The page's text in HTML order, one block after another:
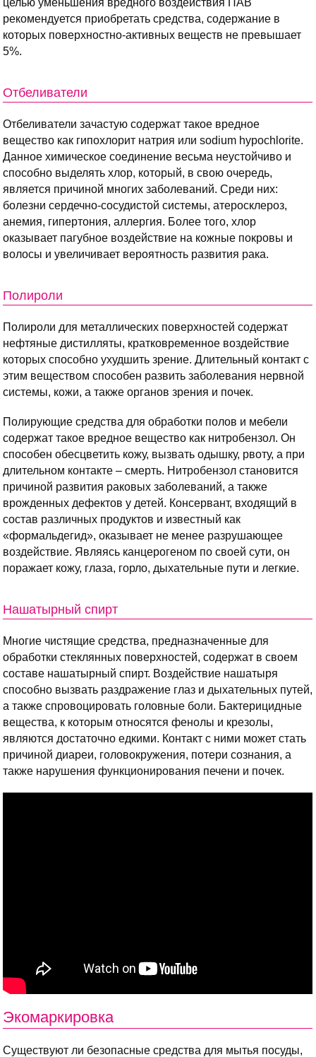
целью уменьшения вредного воздействия ПАВ
рекомендуется приобретать средства, содержание в
которых поверхностно-активных веществ не превышает
5%.
Отбеливатели
Отбеливатели зачастую содержат такое вредное
вещество как гипохлорит натрия или sodium hypochlorite.
Данное химическое соединение весьма неустойчиво и
способно выделять хлор, который, в свою очередь,
является причиной многих заболеваний. Среди них:
болезни сердечно-сосудистой системы, атеросклероз,
анемия, гипертония, аллергия. Более того, хлор
оказывает пагубное воздействие на кожные покровы и
волосы и увеличивает вероятность развития рака.
Полироли
Полироли для металлических поверхностей содержат
нефтяные дистилляты, кратковременное воздействие
которых способно ухудшить зрение. Длительный контакт с
этим веществом способен развить заболевания нервной
системы, кожи, а также органов зрения и почек.
Полирующие средства для обработки полов и мебели
содержат такое вредное вещество как нитробензол. Он
способен обесцветить кожу, вызвать одышку, рвоту, а при
длительном контакте – смерть. Нитробензол становится
причиной развития раковых заболеваний, а также
врожденных дефектов у детей. Консервант, входящий в
состав различных продуктов и известный как
«формальдегид», оказывает не менее разрушающее
воздействие. Являясь канцерогеном по своей сути, он
поражает кожу, глаза, горло, дыхательные пути и легкие.
Нашатырный спирт
Многие чистящие средства, предназначенные для
обработки стеклянных поверхностей, содержат в своем
составе нашатырный спирт. Воздействие нашатыря
способно вызвать раздражение глаз и дыхательных путей,
а также спровоцировать головные боли. Бактерицидные
вещества, к которым относятся фенолы и крезолы,
являются достаточно едкими. Контакт с ними может стать
причиной диареи, головокружения, потери сознания, а
также нарушения функционирования печени и почек.
Экомаркировка
Существуют ли безопасные средства для мытья посуды,